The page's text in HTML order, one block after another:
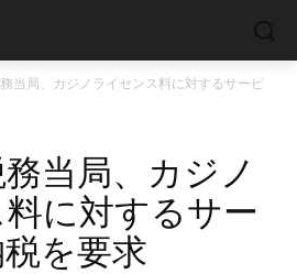
当局、カジノライセンス料に対するサービ
当局、カジノ
に対するサー
を要求